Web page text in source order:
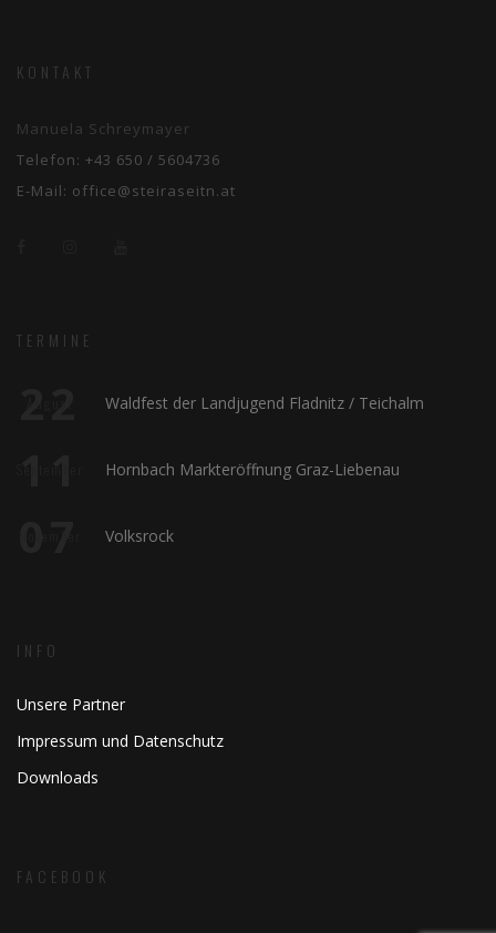
KONTAKT
Manuela Schreymayer
Telefon: +43 650 / 5604736
E-Mail: office@steiraseitn.at
TERMINE
Waldfest der Landjugend Fladnitz / Teichalm
Hornbach Markteröffnung Graz-Liebenau
Volksrock
INFO
Unsere Partner
Impressum und Datenschutz
Downloads
FACEBOOK